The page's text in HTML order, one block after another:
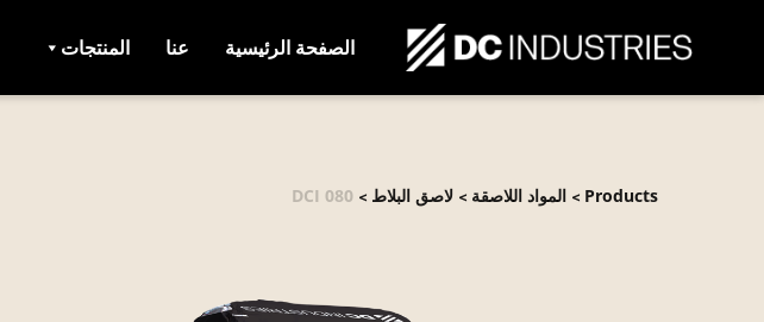
الصفحة الرئيسية عنا المنتجات
Products
> المواد اللاصقة > لاصق البلاط >
DCI 080